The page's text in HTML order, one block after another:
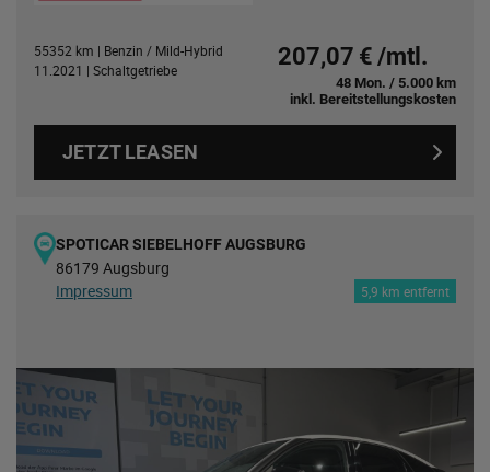
55352 km | Benzin / Mild-Hybrid
11.2021 | Schaltgetriebe
207,07 € /mtl.
48 Mon. / 5.000 km
inkl. Bereitstellungskosten
JETZT LEASEN
SPOTICAR SIEBELHOFF AUGSBURG
86179 Augsburg
Impressum
5,9 km entfernt